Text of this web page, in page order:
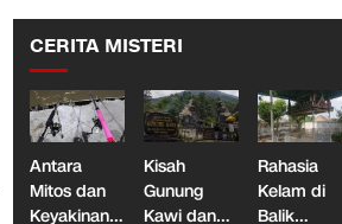
CERITA MISTERI
Antara
Mitos dan
Keyakinan,
Kisah
Gunung
Kawi dan
Rahasia
Kelam di
Balik